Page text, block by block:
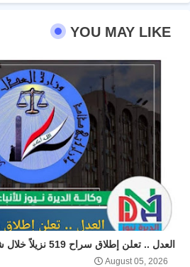
YOU MAY LIKE
العدل .. تعلن إطلاق سراح 519 نزيلاً خلال شهر تموز 2026 .
August 05, 2026